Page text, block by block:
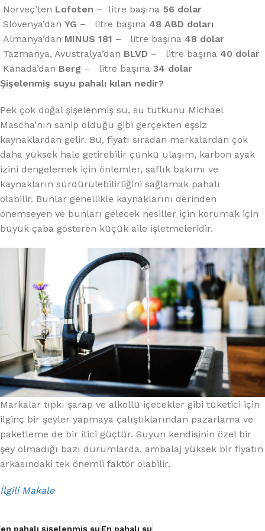
Norveç’ten Lofoten – litre başına 56 dolar
Slovenya’dan YG – litre başına 48 ABD doları
Almanya’dan MINUS 181 – litre başına 48 dolar
Tazmanya, Avustralya’dan BLVD – litre başına 40 dolar
Kanada’dan Berg – litre başına 34 dolar
Şişelenmiş suyu pahalı kılan nedir?
Pek çok doğal şişelenmiş su, su tutkunu Michael
Mascha’nın sahip olduğu gibi gerçekten eşsiz
kaynaklardan gelir. Bu, fiyatı sıradan markalardan çok
daha yüksek hale getirebilir çünkü ulaşım, karbon ayak
izini dengelemek için önlemler, saflık bakımı ve
kaynakların sürdürülebilirliğini sağlamak pahalı
olabilir. Bunlar genellikle kaynaklarını derinden
önemseyen ve bunları gelecek nesiller için korumak için
büyük çaba gösteren küçük aile işletmeleridir.
Markalar tıpkı şarap ve alkollü içecekler gibi tüketici için
ilginç bir şeyler yapmaya çalıştıklarından pazarlama ve
paketleme de bir itici güçtür. Suyun kendisinin özel bir
şey olmadığı bazı durumlarda, ambalaj yüksek bir fiyatın
arkasındaki tek önemli faktör olabilir.
İlgili Makale
en pahalı şişelenmiş suEn pahalı su